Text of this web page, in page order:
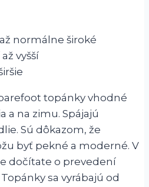
normálne široké
až vyšší
topánky vhodné
a na zimu. Spájajú
Sú dôkazom, že
byť pekné a moderné. V
dočítate o prevedení
Topánky sa vyrábajú od